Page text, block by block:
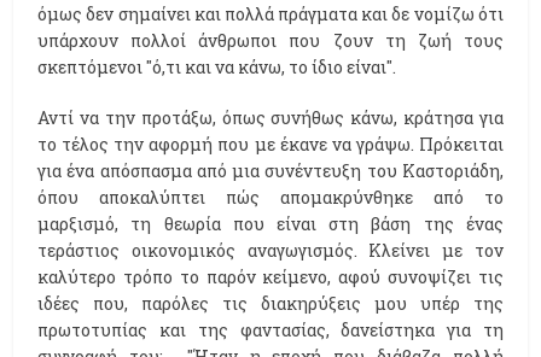
όμως δεν σημαίνει και πολλά πράγματα και δε νομίζω ότι
υπάρχουν πολλοί άνθρωποι που ζουν τη ζωή τους
σκεπτόμενοι "ό,τι και να κάνω, το ίδιο είναι".
Αντί να την προτάξω, όπως συνήθως κάνω, κράτησα για
το τέλος την αφορμή που με έκανε να γράψω. Πρόκειται
για ένα απόσπασμα από μια συνέντευξη του Καστοριάδη,
όπου αποκαλύπτει πώς απομακρύνθηκε από το
μαρξισμό, τη θεωρία που είναι στη βάση της ένας
τεράστιος οικονομικός αναγωγισμός. Κλείνει με τον
καλύτερο τρόπο το παρόν κείμενο, αφού συνοψίζει τις
ιδέες που, παρόλες τις διακηρύξεις μου υπέρ της
πρωτοτυπίας και της φαντασίας, δανείστηκα για τη